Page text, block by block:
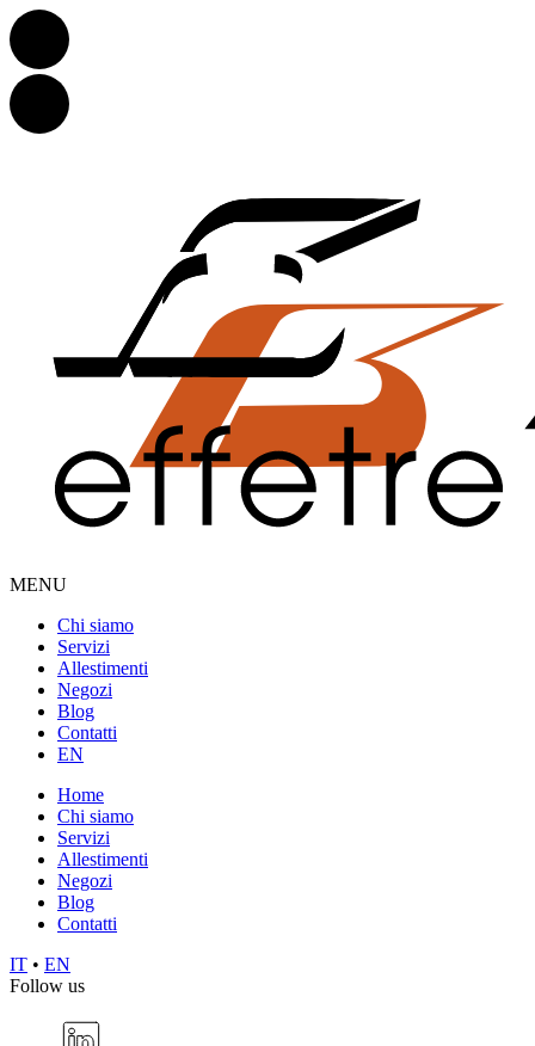
MENU
Chi siamo
Servizi
Allestimenti
Negozi
Blog
Contatti
EN
Home
Chi siamo
Servizi
Allestimenti
Negozi
Blog
Contatti
IT • EN
Follow us